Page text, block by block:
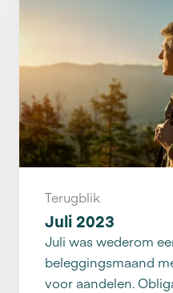
Terugblik
Juli 2023
Juli was wederom
beleggingsmaand
voor aandelen.